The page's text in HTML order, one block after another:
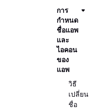
การ
กำหนด
ชื่อแอพ
และ
ไอคอน
ของ
แอพ
วิธี
เปลี่ยน
ชื่อ